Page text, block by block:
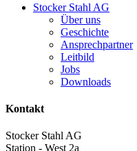
Stocker Stahl AG
Über uns
Geschichte
Ansprechpartner
Leitbild
Jobs
Downloads
Kontakt
Stocker Stahl AG
Station - West 2a